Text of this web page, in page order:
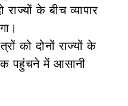
राज्यों के बीच व्यापार
को दोनों राज्यों के
पहुंचने में आसानी